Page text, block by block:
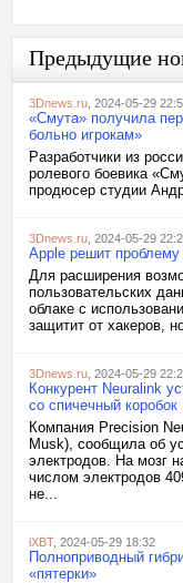
Предыдущие
3Dnews.ru , 2024-05-29
«Смута» получила
больно игрокам»
Разработчики из
ролевого боевика
продюсер студии
3Dnews.ru , 2024-05-29
Apple решит
Для расширения
пользовательских
облаке с
защитит от хакеров,
3Dnews.ru , 2024-05-29
Конкурент Neuralink
со спичечный коробок
Компания Precision
Musk), сообщила об
электродов. На мозг
числом электродов
не...
iXBT, 2024-05-29 18:32
Полноприводный
«пятерки»